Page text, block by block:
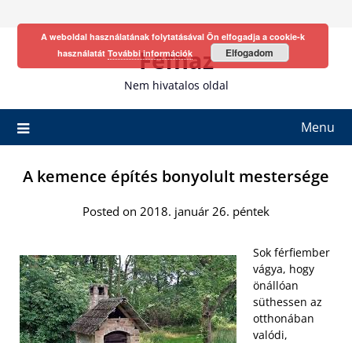
Fefhaz
Nem hivatalos oldal
Menu
A kemence építés bonyolult mestersége
Posted on 2018. január 26. péntek
Sok férfiember
vágya, hogy
önállóan
süthessen az
otthonában
valódi,
A weboldal használatának folytatásával Ön elfogadja a cookie-k
használatát További információk Elfogadom